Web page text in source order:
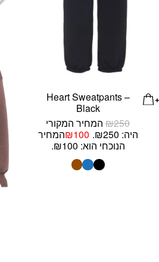
Heart Sweatpants –
Black
₪250
המחיר המקורי
היה: ₪250.
₪100
המחיר
הנוכחי הוא: ₪100.